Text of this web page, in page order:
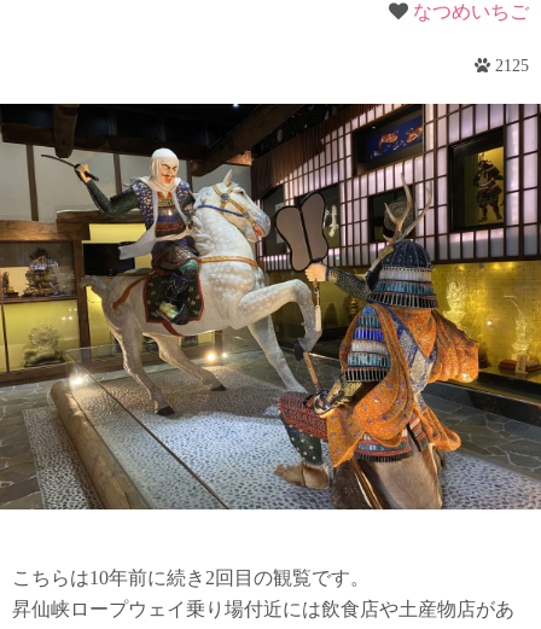
なつめいちご
2125
こちらは10年前に続き2回目の観覧です。
昇仙峡ロープウェイ乗り場付近には飲食店や土産物店があ